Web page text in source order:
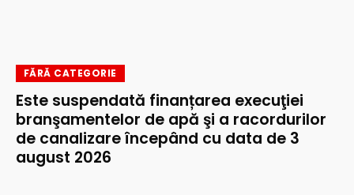
FĂRĂ CATEGORIE
Este suspendată finanțarea execuţiei
branşamentelor de apă şi a racordurilor
de canalizare începând cu data de 3
august 2026